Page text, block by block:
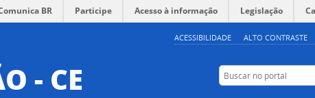
ACESSIBILIDADE ALTO CONTRASTE
BR Participe Acesso à informação Legislação
- CE Buscar no portal